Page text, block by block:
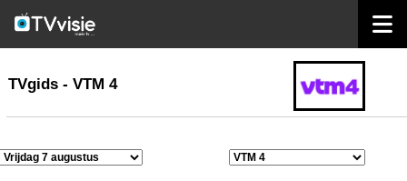
TVgids
TVgids - VTM 4